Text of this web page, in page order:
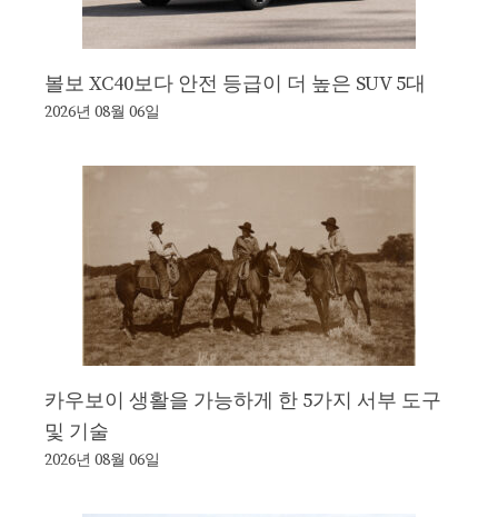
볼보 XC40보다 안전 등급이 더 높은 SUV 5대
2026년 08월 06일
카우보이 생활을 가능하게 한 5가지 서부 도구
및 기술
2026년 08월 06일